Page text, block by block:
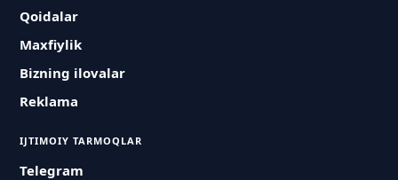
Qoidalar
Maxfiylik
Bizning ilovalar
Reklama
IJTIMOIY TARMOQLAR
Telegram